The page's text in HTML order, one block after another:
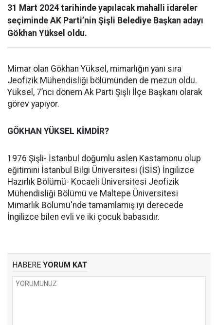
31 Mart 2024 tarihinde yapılacak mahalli idareler
seçiminde AK Parti’nin Şişli Belediye Başkan adayı
Gökhan Yüksel oldu.
Mimar olan Gökhan Yüksel, mimarlığın yanı sıra
Jeofizik Mühendisliği bölümünden de mezun oldu.
Yüksel, 7’nci dönem Ak Parti Şişli İlçe Başkanı olarak
görev yapıyor.
GÖKHAN YÜKSEL KİMDİR?
1976 Şişli- İstanbul doğumlu aslen Kastamonu olup
eğitimini İstanbul Bilgi Üniversitesi (İSİS) İngilizce
Hazırlık Bölümü- Kocaeli Üniversitesi Jeofizik
Mühendisliği Bölümü ve Maltepe Üniversitesi
Mimarlık Bölümü'nde tamamlamış iyi derecede
İngilizce bilen evli ve iki çocuk babasıdır.
HABERE YORUM KAT